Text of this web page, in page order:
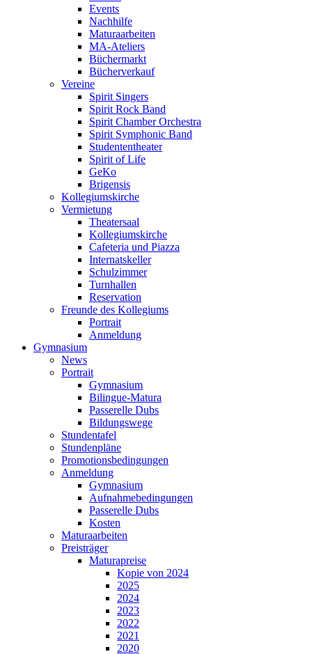
Events
Nachhilfe
Maturaarbeiten
MA-Ateliers
Büchermarkt
Bücherverkauf
Vereine
Spirit Singers
Spirit Rock Band
Spirit Chamber Orchestra
Spirit Symphonic Band
Studententheater
Spirit of Life
GeKo
Brigensis
Kollegiumskirche
Vermietung
Theatersaal
Kollegiumskirche
Cafeteria und Piazza
Internatskeller
Schulzimmer
Turnhallen
Reservation
Freunde des Kollegiums
Portrait
Anmeldung
Gymnasium
News
Portrait
Gymnasium
Bilingue-Matura
Passerelle Dubs
Bildungswege
Stundentafel
Stundenpläne
Promotionsbedingungen
Anmeldung
Gymnasium
Aufnahmebedingungen
Passerelle Dubs
Kosten
Maturaarbeiten
Preisträger
Maturapreise
Kopie von 2024
2025
2024
2023
2022
2021
2020